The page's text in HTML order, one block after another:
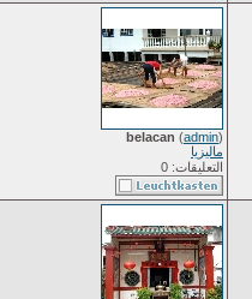
belacan (admin)
ماليزيا
التعليقات: 0